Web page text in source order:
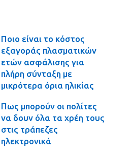
Ποιο είναι το κόστος
εξαγοράς πλασματικών
ετών ασφάλισης για
πλήρη σύνταξη με
μικρότερα όρια ηλικίας
Πως μπορούν οι πολίτες
να δουν όλα τα χρέη τους
στις τράπεζες
ηλεκτρονικά